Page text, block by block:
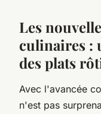
Les
culinaires :
des plats
Avec l'avancée
n'est pas